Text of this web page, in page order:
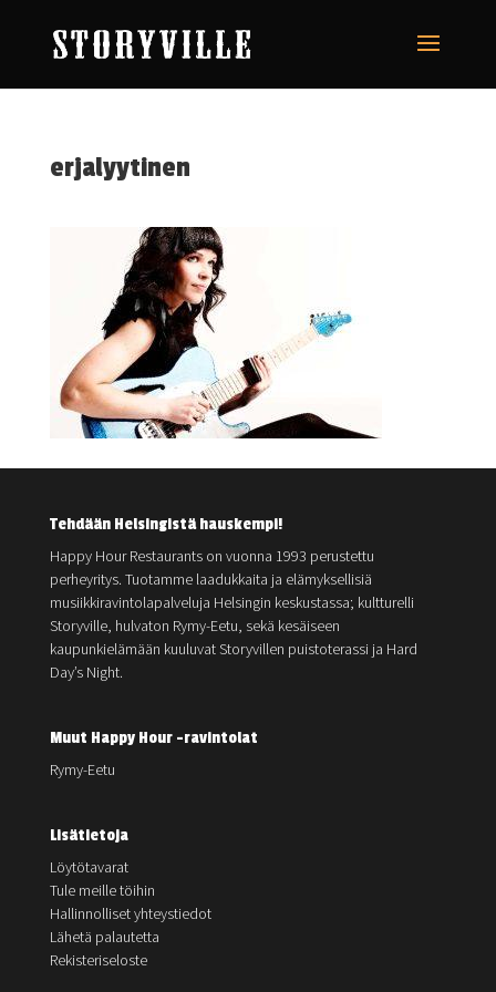
erjalyytinen
Tehdään Helsingistä hauskempi!
Happy Hour Restaurants on vuonna 1993 perustettu
perheyritys. Tuotamme laadukkaita ja elämyksellisiä
musiikkiravintolapalveluja Helsingin keskustassa; kultturelli
Storyville, hulvaton Rymy-Eetu, sekä kesäiseen
kaupunkielämään kuuluvat Storyvillen puistoterassi ja Hard
Day’s Night.
Muut Happy Hour -ravintolat
Rymy-Eetu
Lisätietoja
Löytötavarat
Tule meille töihin
Hallinnolliset yhteystiedot
Lähetä palautetta
Rekisteriseloste